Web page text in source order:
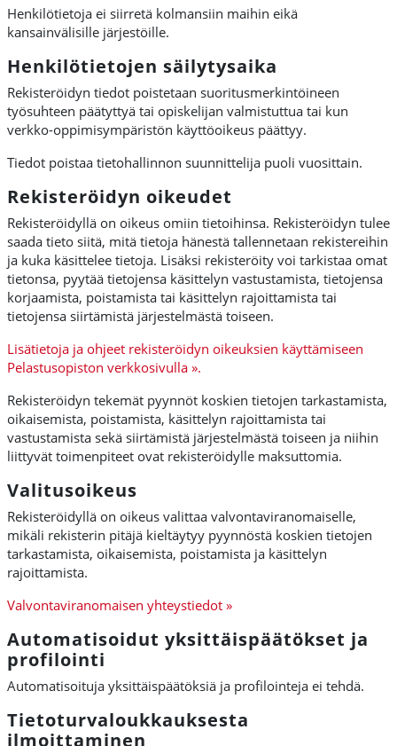
Henkilötietoja ei siirretä kolmansiin maihin eikä
kansainvälisille järjestöille.
Henkilötietojen säilytysaika
Rekisteröidyn tiedot poistetaan suoritusmerkintöineen
työsuhteen päätyttyä tai opiskelijan valmistuttua tai kun
verkko-oppimisympäristön käyttöoikeus päättyy.
Tiedot poistaa tietohallinnon suunnittelija puoli vuosittain.
Rekisteröidyn oikeudet
Rekisteröidyllä on oikeus omiin tietoihinsa. Rekisteröidyn tulee
saada tieto siitä, mitä tietoja hänestä tallennetaan rekistereihin
ja kuka käsittelee tietoja. Lisäksi rekisteröity voi tarkistaa omat
tietonsa, pyytää tietojensa käsittelyn vastustamista, tietojensa
korjaamista, poistamista tai käsittelyn rajoittamista tai
tietojensa siirtämistä järjestelmästä toiseen.
Lisätietoja ja ohjeet rekisteröidyn oikeuksien käyttämiseen
Pelastusopiston verkkosivulla ».
Rekisteröidyn tekemät pyynnöt koskien tietojen tarkastamista,
oikaisemista, poistamista, käsittelyn rajoittamista tai
vastustamista sekä siirtämistä järjestelmästä toiseen ja niihin
liittyvät toimenpiteet ovat rekisteröidylle maksuttomia.
Valitusoikeus
Rekisteröidyllä on oikeus valittaa valvontaviranomaiselle,
mikäli rekisterin pitäjä kieltäytyy pyynnöstä koskien tietojen
tarkastamista, oikaisemista, poistamista ja käsittelyn
rajoittamista.
Valvontaviranomaisen yhteystiedot »
Automatisoidut yksittäispäätökset ja
profilointi
Automatisoituja yksittäispäätöksiä ja profilointeja ei tehdä.
Tietoturvaloukkauksesta
ilmoittaminen